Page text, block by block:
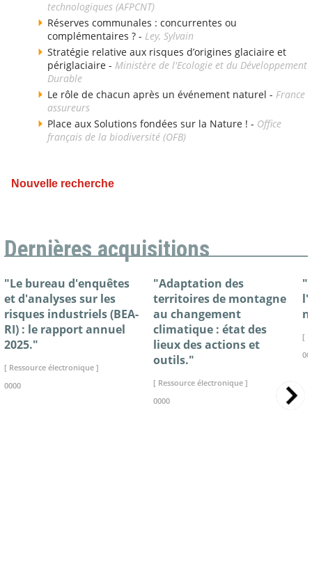
technologiques (AFPCNT)
Réserves communales : concurrentes ou
complémentaires ? - Ley, Sylvain
Stratégie relative aux risques d’origines glaciaire et
périglaciaire - Ministère de l'Ecologie et du Développement
Durable
Le rôle de chacun après un événement naturel - France
assureurs
Place aux Solutions fondées sur la Nature ! - Office
français de la biodiversité (OFB)
Nouvelle recherche
Dernières acquisitions
"Le bureau d'enquêtes
et d'analyses sur les
risques industriels (BEA-
RI) : le rapport annuel
2025."
[ Ressource électronique ]
0000
"Adaptation des
territoires de montagne
au changement
climatique : état des
lieux des actions et
outils."
[ Ressource électronique ]
0000
[